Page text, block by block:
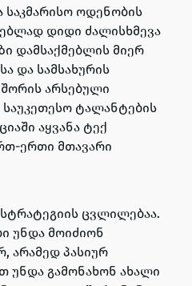
საკმარისო ოდენობის
დიდი ძალისხმევა
დამსაქმებლის მიერ
და სამსახურის
არსებული
საუკეთესო ტალანტების
აყვანა ტექ
ერთი მთავარი
სტრატეგიის ცვლილებაა.
უნდა მოიძიონ
არამედ პასიურ
უნდა გამონახონ ახალი